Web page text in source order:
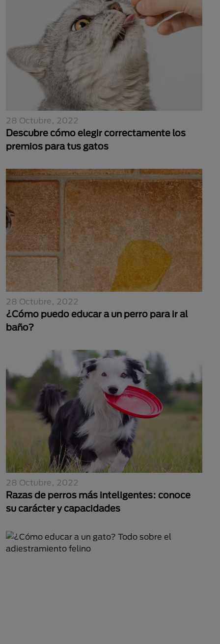
28 Octubre, 2022
Descubre cómo elegir correctamente los
premios para tus gatos
28 Octubre, 2022
¿Cómo puedo educar a un perro para ir al
baño?
28 Octubre, 2022
Razas de perros más inteligentes: conoce
su carácter y capacidades